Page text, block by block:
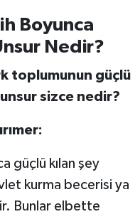
Boyunca
Nedir?
toplumunun güçlü
sizce nedir?
güçlü kılan şey
kurma becerisi ya
Bunlar elbette